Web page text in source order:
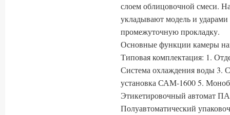
слоем облицовочной смеси.
укладывают модель и
промежуточную прокладку.
Основные функции камеры
Типовая комплектация: 1.
Система охлаждения воды 3.
установка САМ-1600 5.
Этикетировочный автомат
Полуавтоматический